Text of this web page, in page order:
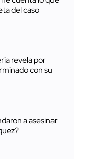
del caso
revela por
con su
a asesinar